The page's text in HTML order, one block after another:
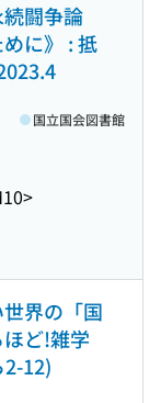
続闘争論
に》 : 抵
国立国会図書館
界の「国
ほど!雑学
12)